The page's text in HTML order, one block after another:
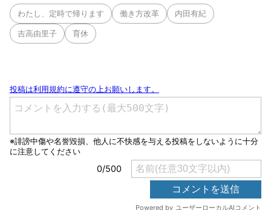
わたし、定時で帰ります 働き方改革 内田有紀
吉高由里子 育休